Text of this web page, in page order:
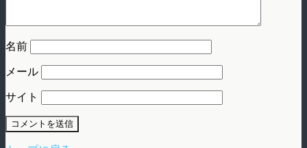
名前
メール
サイト